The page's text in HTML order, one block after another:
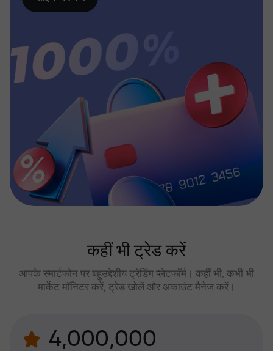
कहीं भी ट्रेड करें
आपके स्मार्टफोन पर बहुउद्देशीय ट्रेडिंग प्लेटफॉर्म। कहीं भी, कभी भी
मार्केट मॉनिटर करें, ट्रेड खोलें और अकाउंट मैनेज करें।
4,000,000